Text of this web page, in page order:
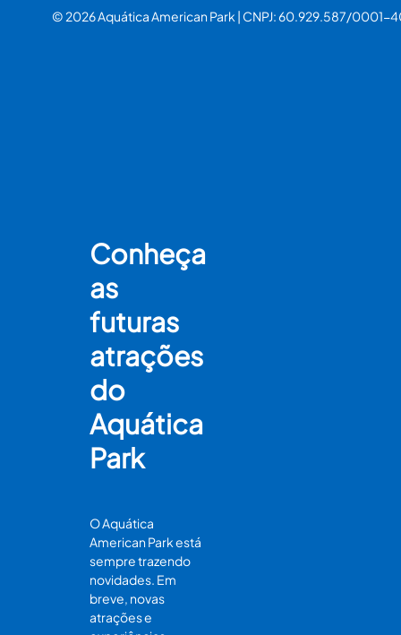
© 2026 Aquática American Park | CNPJ: 60.929.587/0001-
Conheça
as
futuras
atrações
do
Aquática
Park
O Aquática
American Park está
sempre trazendo
novidades. Em
breve, novas
atrações e